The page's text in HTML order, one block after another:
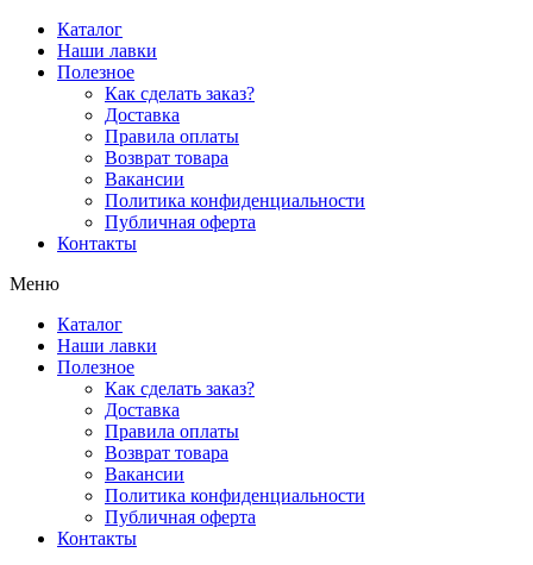
Перейти
содержимому
Каталог
Наши лавки
Полезное
Как сделать заказ?
Доставка
Правила оплаты
Возврат товара
Вакансии
Политика конфиденциальности
Публичная оферта
Контакты
Меню
Каталог
Наши лавки
Полезное
Как сделать заказ?
Доставка
Правила оплаты
Возврат товара
Вакансии
Политика конфиденциальности
Публичная оферта
Контакты